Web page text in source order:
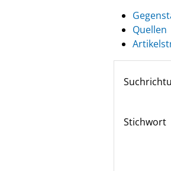
Quellen
Stichwort